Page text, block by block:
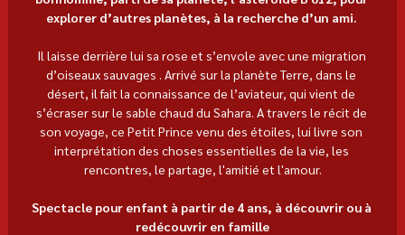
explorer d’autres planètes, à la recherche d’un ami.
Il laisse derrière lui sa rose et s’envole avec une migration
d’oiseaux sauvages . Arrivé sur la planète Terre, dans le
désert, il fait la connaissance de l’aviateur, qui vient de
s’écraser sur le sable chaud du Sahara. A travers le récit de
son voyage, ce Petit Prince venu des étoiles, lui livre son
interprétation des choses essentielles de la vie, les
rencontres, le partage, l'amitié et l'amour.
Spectacle pour enfant à partir de 4 ans, à découvrir ou à
redécouvrir en famille